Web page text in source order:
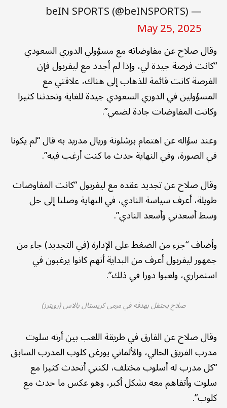
— beIN SPORTS (@beINSPORTS)
May 25, 2025
وقال صلاح عن مفاوضاته مع مسؤولي الدوري السعودي
“كانت فرصة جيدة لي، وإذا لم أجدد مع ليفربول فإن
الفرصة كانت قائمة للذهاب إلى هناك، علاقتي مع
المسؤولين في الدوري السعودي جيدة للغاية وتحدثنا كثيرا
وكانت المفاوضات جادة لضمي”.
وعند سؤاله عن اهتمام برشلونة وريال مدريد به قال “لم يكونا
في الصورة، وفي النهاية حدث ما كنت أرغب فيه”.
وقال صلاح عن تجديد عقده مع ليفربول “كانت المفاوضات
طويلة، أعرف سياسة النادي، في النهاية وصلنا إلى حل
وسط أسعدني وأسعد النادي”.
وأضاف “جزء من الضغط على الإدارة (في التجديد) جاء من
جمهور ليفربول أعرف من البداية أنهم كانوا يرغبون في
استمراري، ولعبوا دورا في ذلك”.
صلاح يحتفل بهدفه في مرمى كريستال بالاس (رويترز)
وقال صلاح عن الفارق في طريقة اللعب بين أرنه سلوت
مدرب الفريق الحالي، والألماني يورغن كلوب المدرب السابق
“كل مدرب له أسلوب مختلف، لكنني أتحدث كثيرا مع
سلوت وأتفاهم معه بشكل أكبر، وهو عكس ما حدث مع
كلوب”.